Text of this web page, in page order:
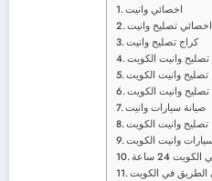
اخصائي وانيت
اخصائي تصليح وانيت
كراج تصليح وانيت
وانيت الكويت
تصليح وانيت الكويت
وانيت الكويت
صيانة سيارات وانيت
وانيت الكويت
وانيت الكويت
24 ساعة
الطريق في الكويت